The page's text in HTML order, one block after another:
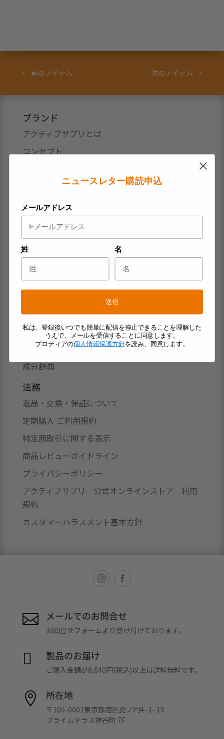
← 前のアイテム 次のアイテム →
ブランド
アクティブサプリとは
コンセプト
製品について
ジャーナル
初心者向けおすすめブログ記事
専門家の知見
メディア掲載
アカウント
よくあるご質問
製品のお届け
成分辞典
法務
返品・交換・保証について
定期購入 ご利用規約
特定商取引に関する表示
商品レビューガイドライン
プライバシーポリシー
アクティブサプリ 公式オンラインストア 利用
規約
カスタマーハラスメント基本方針
 メールでのお問合せ
お問合せフォームより受け付けております。
 製品のお届け
ご購入金額が8,640円(税込)以上は送料無料です。
 所在地
〒105-0001東京都港区虎ノ門4–1–13
プライムテラス神谷町 7F
ニュースレター購読申込
メールアドレス
姓 名
送信
私は、登録後いつでも簡単に配信を停止できることを理解した
うえで、メールを受信することに同意します。
プロティアの個人情報保護方針を読み、同意します。